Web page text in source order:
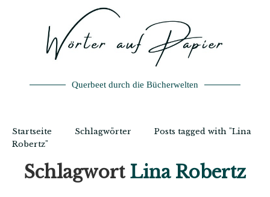
Querbeet durch die Bücherwelten
Startseite Schlagwörter
Posts tagged with "Lina
Robertz"
Schlagwort Lina Robertz